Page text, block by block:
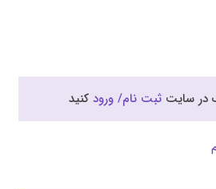
در سایتثبت نام/ ورود کنید